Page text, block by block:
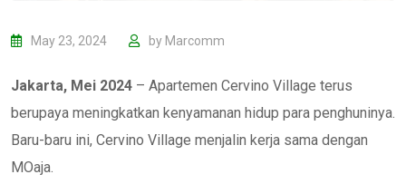
May 23, 2024 by Marcomm
Jakarta, Mei 2024 – Apartemen Cervino Village terus
berupaya meningkatkan kenyamanan hidup para penghuninya.
Baru-baru ini, Cervino Village menjalin kerja sama dengan
MOaja.